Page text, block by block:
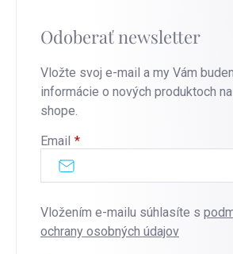
Odoberať newsletter
Vložte svoj e-mail a my Vám
informácie o nových produktoch
shope.
Email
Vložením e-mailu súhlasíte s
ochrany osobných údajov